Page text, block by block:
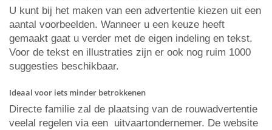
U kunt bij het maken van een advertentie kiezen uit een
aantal voorbeelden. Wanneer u een keuze heeft
gemaakt gaat u verder met de eigen indeling en tekst.
Voor de tekst en illustraties zijn er ook nog ruim 1000
suggesties beschikbaar.
Ideaal voor iets minder betrokkenen
Directe familie zal de plaatsing van de rouwadvertentie
veelal regelen via een uitvaartondernemer. De website